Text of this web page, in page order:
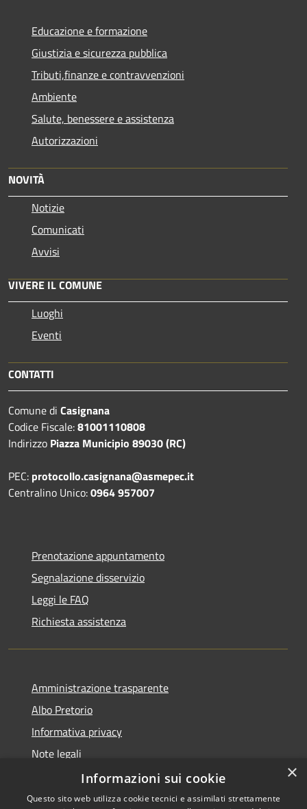
Educazione e formazione
Giustizia e sicurezza pubblica
Tributi,finanze e contravvenzioni
Ambiente
Salute, benessere e assistenza
Autorizzazioni
NOVITÀ
Notizie
Comunicati
Avvisi
VIVERE IL COMUNE
Luoghi
Eventi
CONTATTI
Comune di Casignana
Codice Fiscale:81001110808
Indirizzo Piazza Municipio 89030 (RC)
PEC: protocollo.casignana@asmepec.it
Centralino Unico:0964 957007
Prenotazione appuntamento
Segnalazione disservizio
Leggi le FAQ
Richiesta assistenza
Amministrazione trasparente
Albo Pretorio
Informativa privacy
Note legali
Dichiarazione di accessibilità
×
Informazioni sui cookie
Questo sito web utilizza cookie tecnici e assimilati strettamente